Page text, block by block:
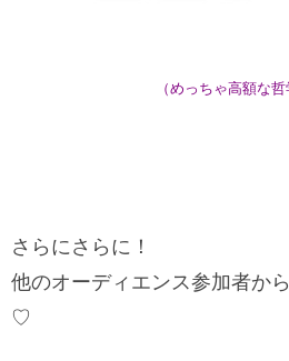
（めっちゃ高額な哲
さらにさらに！
他のオーディエンス参加者か
♡